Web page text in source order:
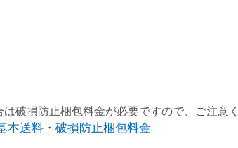
破損防止梱包料金が必要ですので、ご注意く
本送料・破損防止梱包料金